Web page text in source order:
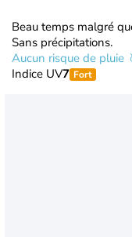
Beau temps malgré
Sans précipitations.
Aucun risque de pluie
Indice UV7 Fort